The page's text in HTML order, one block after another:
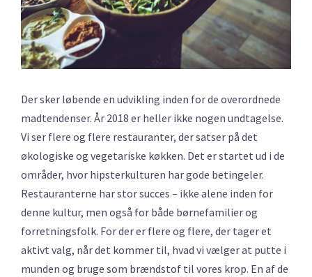
Der sker løbende en udvikling inden for de overordnede
madtendenser. År 2018 er heller ikke nogen undtagelse.
Vi ser flere og flere restauranter, der satser på det
økologiske og vegetariske køkken. Det er startet ud i de
områder, hvor hipsterkulturen har gode betingeler.
Restauranterne har stor succes – ikke alene inden for
denne kultur, men også for både børnefamilier og
forretningsfolk. For der er flere og flere, der tager et
aktivt valg, når det kommer til, hvad vi vælger at putte i
munden og bruge som brændstof til vores krop. En af de